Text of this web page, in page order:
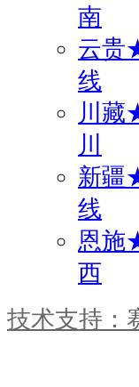
南
云贵
线
川藏
川
新疆
线
恩施
西
技术支持：